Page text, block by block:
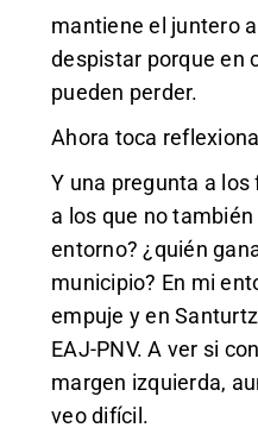
mantiene el juntero
despistar porque en
pueden perder.
Ahora toca
Y una pregunta a
a los que no
entorno? ¿quién
municipio? En mi
empuje y en
EAJ-PNV. A ver si
margen izquierda,
veo difícil.